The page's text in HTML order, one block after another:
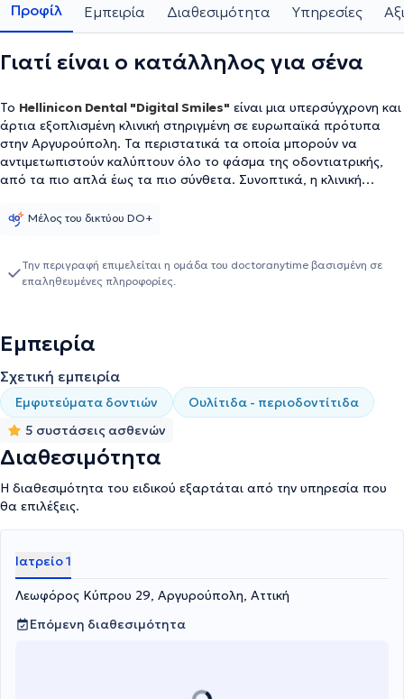
Προφίλ Εμπειρία Διαθεσιμότητα Υπηρεσίες
Γιατί είναι ο κατάλληλος για σένα
Το Hellinicon Dental "Digital Smiles" είναι μια υπερσύγχρονη και
άρτια εξοπλισμένη κλινική στηριγμένη σε ευρωπαϊκά πρότυπα
στην Αργυρούπολη. Τα περιστατικά τα οποία μπορούν να
αντιμετωπιστούν καλύπτουν όλο το φάσμα της οδοντιατρικής,
από τα πιο απλά έως τα πιο σύνθετα. Συνοπτικά, η κλινική
Αισθητική και Προσθετική Οδοντιατρική, τα Εμφυτεύματα, τη
ασθενής, έπειτα από διαγνωστικό έλεγχο, μπορεί να έχει ένα
εξατομικευμένο πλάνο θεραπείας βάσει των αναγκών και των
πρόγραμμα επανελέγχου για την πρόληψη μελλοντικών
οδοντιατρικών προβλημάτων που βοηθά στην έγκαιρη διάγνωση
και αντιμετώπισή τους. Ένας εκ των συνεργατών είναι ο
Οδοντίατρος
Πισσίας Δημήτριοςμε σπουδές στην Οδοντιατρική
Σχολή του Αριστοτελείου Πανεπιστημίου Θεσσαλονίκης. Διαθέτει
αξιόλογη κλινική εμπειρία, διακρίσεις και συμμετοχή σε πληθώρα
επιστημονικών συνεδρίων και μετεκπαιδευτικών σεμιναρίων.
Μέλος του δικτύου DO+
Την περιγραφή επιμελείται η ομάδα του doctoranytime βασισμένη σε
επαληθευμένες πληροφορίες.
Εμπειρία
Σχετική εμπειρία
Εμφυτεύματα δοντιών
Ουλίτιδα - περιοδοντίτιδα
5 συστάσεις ασθενών
Διαθεσιμότητα
Η διαθεσιμότητα του ειδικού εξαρτάται από την υπηρεσία που
θα επιλέξεις.
Ιατρείο 1
Λεωφόρος Κύπρου 29, Αργυρούπολη, Αττική
Επόμενη διαθεσιμότητα